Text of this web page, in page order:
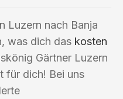
Luzern nach Banja
was dich das kosten
Gärtner Luzern
für dich! Bei uns